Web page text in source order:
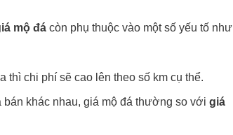
mộ đá còn phụ thuộc vào một số yếu tố như
thì chi phí sẽ cao lên theo số km cụ thể.
khác nhau, giá mộ đá thường so với giá